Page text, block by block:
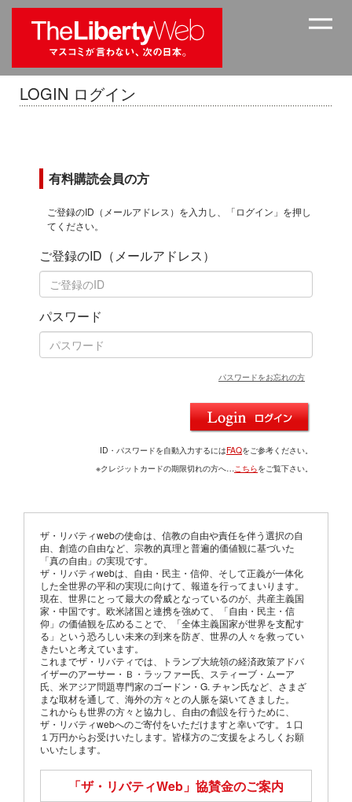
LOGIN ログイン
有料購読会員の方
ご登録のID（メールアドレス）を入力し、「ログイン」を押し
てください。
ご登録のID（メールアドレス）
パスワード
パスワードをお忘れの方
ID・パスワードを自動入力するにはFAQをご参考ください。
※クレジットカードの期限切れの方へ…こちらをご覧下さい。
ザ・リバティwebの使命は、信教の自由や責任を伴う選択の自
由、創造の自由など、宗教的真理と普遍的価値観に基づいた
「真の自由」の実現です。
ザ・リバティwebは、自由・民主・信仰、そして正義が一体化
した全世界の平和の実現に向けて、報道を行ってまいります。
現在、世界にとって最大の脅威となっているのが、共産主義国
家・中国です。欧米諸国と連携を強めて、「自由・民主・信
仰」の価値観を広めることで、「全体主義国家が世界を支配す
る」という恐ろしい未来の到来を防ぎ、世界の人々を救ってい
きたいと考えています。
これまでザ・リバティでは、トランプ大統領の経済政策アドバ
イザーのアーサー・Ｂ・ラッファー氏、スティーブ・ムーア
氏、米アジア問題専門家のゴードン・G. チャン氏など、さまざ
まな取材を通して、海外の方々との人脈を築いてきました。
これからも世界の方々と協力し、自由の創設を行うために、
ザ・リバティwebへのご寄付をいただけますと幸いです。１口
１万円からお受けいたします。皆様方のご支援をよろしくお願
いいたします。
「ザ・リバティWeb」 協賛金のご案内